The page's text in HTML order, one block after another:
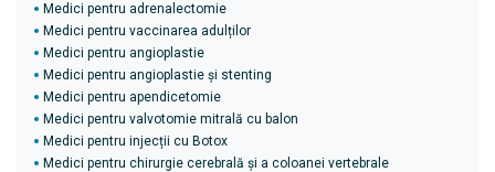
Medici pentru adrenalectomie
Medici pentru vaccinarea adulților
Medici pentru angioplastie
Medici pentru angioplastie și stenting
Medici pentru apendicetomie
Medici pentru valvotomie mitrală cu balon
Medici pentru injecții cu Botox
Medici pentru chirurgie cerebrală și a coloanei vertebrale